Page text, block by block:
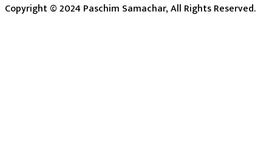
Copyright © 2024 Paschim Samachar, All Rights Reserved.